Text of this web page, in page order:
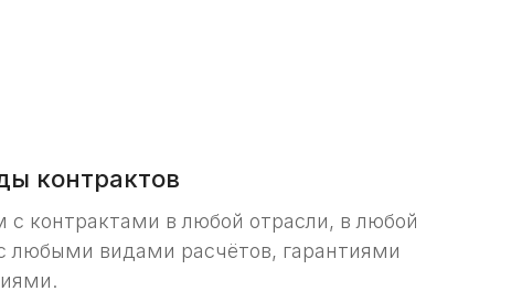
контрактов
с контрактами в любой отрасли, в любой
любыми видами расчётов, гарантиями